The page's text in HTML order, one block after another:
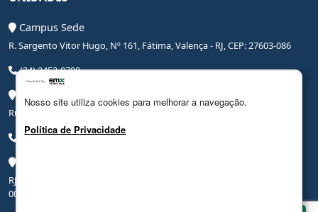
Campus Sede
R. Sargento Vitor Hugo, Nº 161, Fátima, Valença - RJ, CEP: 27603-086
(24) 2453-0700
Rua Coronel Leite Pinto, Nº 20, Centro, Valença - RJ, CEP: 27600-000
(24) 3206-0090
RJ-145, Rodovia Benjamin Ielpo, Nº 20510, Valença - RJ, CEP: 27600-
000
Nosso site utiliza cookies para melhorar a navegação.
Política de Privacidade